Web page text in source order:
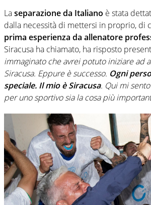
Laseparazione da Italiano è stata
dalla necessità di mettersi in proprio, di
prima esperienza da allenatore
Siracusa ha chiamato, ha risposto
immaginato che avrei potuto iniziare ad
Siracusa. Eppure è successo. Ogni
speciale. Il mio è Siracusa. Qui mi
per uno sportivo sia la cosa più